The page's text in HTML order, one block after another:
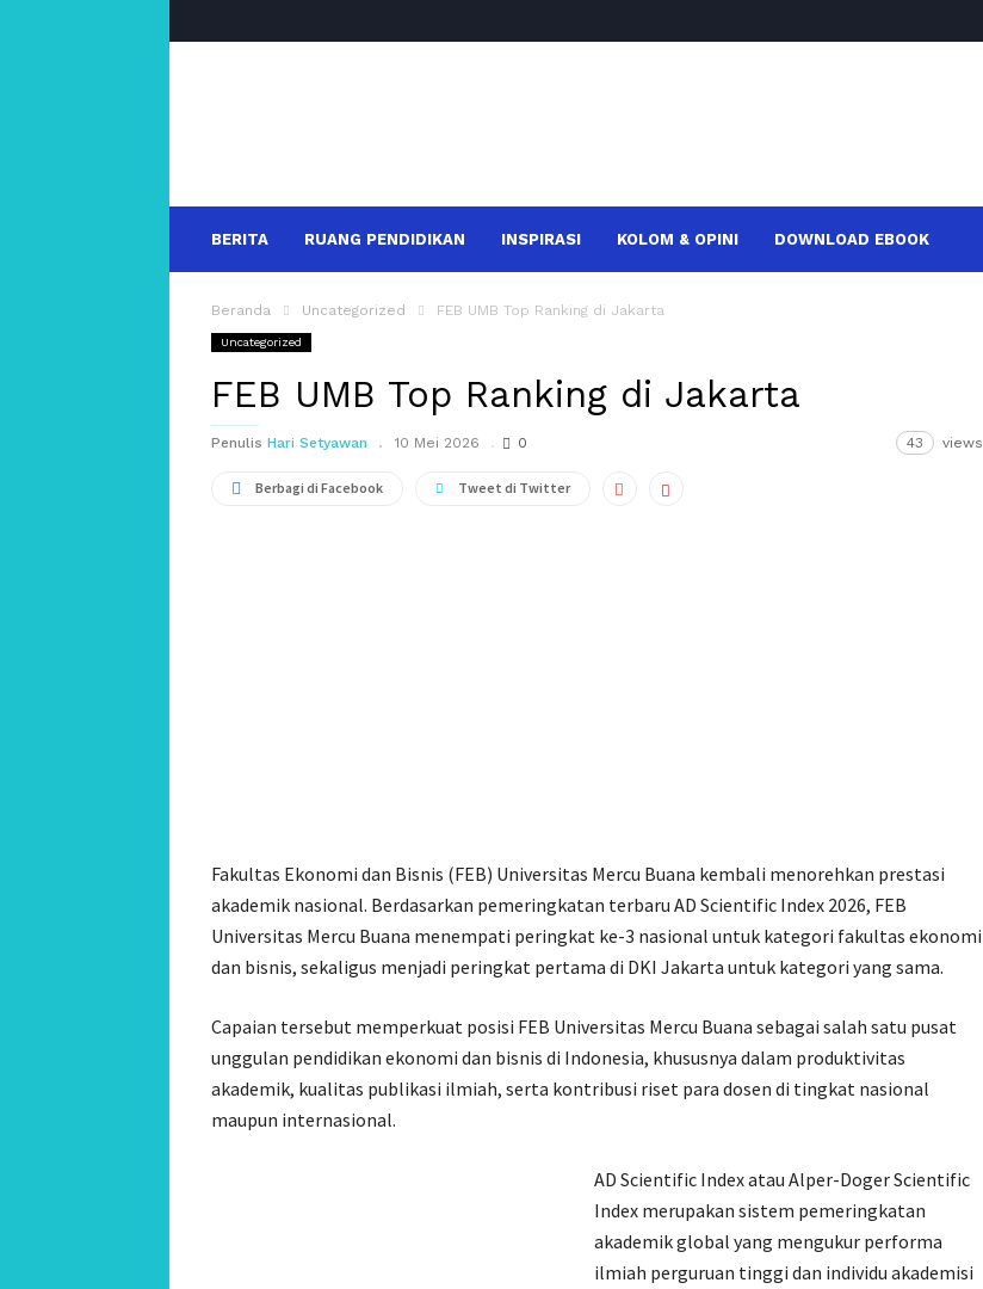
BERITA RUANG PENDIDIKAN INSPIRASI KOLOM & OPINI DOWNLOAD EBOOK
Beranda Uncategorized FEB UMB Top Ranking di Jakarta
Uncategorized
FEB UMB Top Ranking di Jakarta
Penulis Hari Setyawan 10 Mei 2026 0 43 views
Berbagi di Facebook Tweet di Twitter
Fakultas Ekonomi dan Bisnis (FEB) Universitas Mercu Buana kembali menorehkan prestasi
akademik nasional. Berdasarkan pemeringkatan terbaru AD Scientific Index 2026, FEB
Universitas Mercu Buana menempati peringkat ke-3 nasional untuk kategori fakultas ekonomi
dan bisnis, sekaligus menjadi peringkat pertama di DKI Jakarta untuk kategori yang sama.
Capaian tersebut memperkuat posisi FEB Universitas Mercu Buana sebagai salah satu pusat
unggulan pendidikan ekonomi dan bisnis di Indonesia, khususnya dalam produktivitas
akademik, kualitas publikasi ilmiah, serta kontribusi riset para dosen di tingkat nasional
maupun internasional.
AD Scientific Index atau Alper-Doger Scientific
Index merupakan sistem pemeringkatan
akademik global yang mengukur performa
ilmiah perguruan tinggi dan individu akademisi